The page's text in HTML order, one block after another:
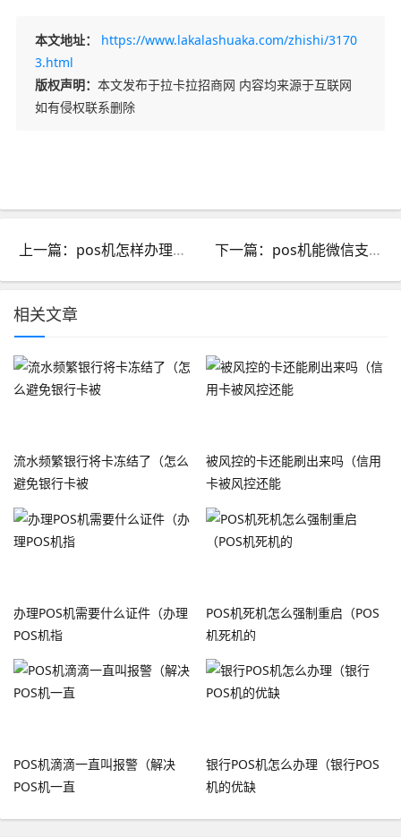
本文地址：
https://www.lakalashuaka.com/zhishi/3170
3.html
版权声明： 本文发布于拉卡拉招商网 内容均来源于互联网
如有侵权联系删除
上一篇：pos机怎样办理手续_pos机要怎么办理 下一篇：pos机能微信支付吗有视频么_pos机能微信支付吗有视频么
相关文章
流水频繁银行将卡冻结了（怎么
避免银行卡被
被风控的卡还能刷出来吗（信用
卡被风控还能
办理POS机需要什么证件（办理
POS机指
POS机死机怎么强制重启（POS
机死机的
POS机滴滴一直叫报警（解决
POS机一直
银行POS机怎么办理（银行POS
机的优缺